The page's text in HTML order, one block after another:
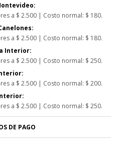
a $ 2.500 | Costo normal: $ 180.
a $ 2.500 | Costo normal: $ 180.
Interior:
a $ 2.500 | Costo normal: $ 250.
a $ 2.500 | Costo normal: $ 200.
a $ 2.500 | Costo normal: $ 250.
DE PAGO